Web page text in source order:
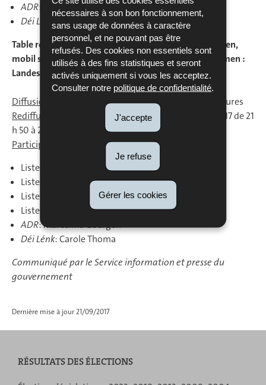
nécessaires à son bon fonctionnement,
sans usage de données à caractère
personnel, et ne pouvant pas être
refusés. Des cookies non essentiels sont
utilisés à des fins statistiques et seront
activés uniquement si vous les acceptez.
Consulter notre politique de confidentialité
J'accepte
Je refuse
Gérer les cookies
ADR: Roy Reding
Déi Lénk: Line Wies
Table ronde RTL Télé Lëtzebuerg (II): "Wunnen, schaffen,
mobil sinn: wou sinn d’Grenze vum Wuesstem? Themen :
Landesplanung, soziale Wunnengsbau, …."
Diffusion:
dimanche 24 septembre 2017 de 20 à 21 heures
Rediffusion sur 2ten RTL:
dimanche 24 septembre 2017 de 21
h 50 à 22 h 50
Participants:
Liste 1
: Sam Tanson
Liste 2
: Georges Engel
Liste 3
: Serge Wilmes
Liste 4
: Lydie Polfer
ADR: Marceline Goergen
Déi Lénk: Carole Thoma
Communiqué par le Service information et presse du
gouvernement
Dernière mise à jour21/09/2017
RÉSULTATS DES ÉLECTIONS